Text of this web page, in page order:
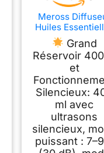
Meross
Huiles
Connecté
Humidificateur
avec APP
et Commande
Vocale,
avec Apple
Alexa et Google
Home, sans BPA
Grand
Réservoir
et
Silencieux:
ml avec
ultrasons
silencieux,
puissant :